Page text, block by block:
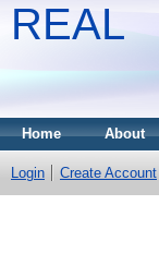
REAL
Home About
Login Create Account